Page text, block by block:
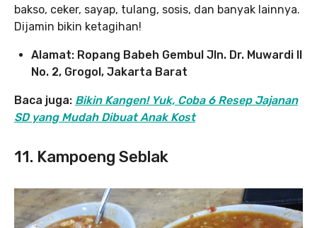
bakso, ceker, sayap, tulang, sosis, dan banyak lainnya.
Dijamin bikin ketagihan!
Alamat: Ropang Babeh Gembul Jln. Dr. Muwardi II
No. 2, Grogol, Jakarta Barat
Baca juga: Bikin Kangen! Yuk, Coba 6 Resep Jajanan
SD yang Mudah Dibuat Anak Kost
11. Kampoeng Seblak